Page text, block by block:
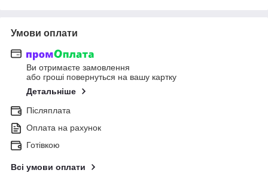
Умови оплати
Ви отримаєте замовлення
або гроші повернуться на вашу картку
Детальніше
Післяплата
Оплата на рахунок
Готівкою
Всі умови оплати